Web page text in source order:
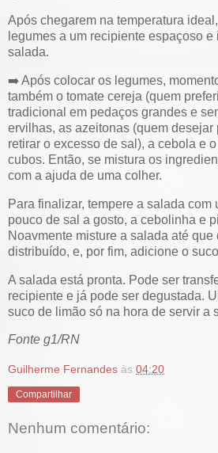
Após chegarem na temperatura
legumes a um recipiente espaçoso
salada.
➡️ Após colocar os legumes,
também o tomate cereja (quem
tradicional em pedaços grandes e
ervilhas, as azeitonas (quem desejar
retirar o excesso de sal), a cebola e
cubos. Então, se mistura os
com a ajuda de uma colher.
Para finalizar, tempere a salada com
pouco de sal a gosto, a cebolinha e
Noavmente misture a salada até
distribuído, e, por fim, adicione o
A salada está pronta. Pode ser
recipiente e já pode ser degustada.
suco de limão só na hora de servir a
Fonte g1/RN
Guilherme Fernandes às 04:20
Compartilhar
Nenhum comentário: